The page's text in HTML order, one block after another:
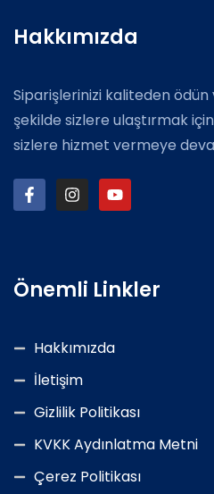
Hakkımızda
Siparişlerinizi kaliteden ödün
şekilde sizlere ulaştırmak
sizlere hizmet vermeye
Önemli Linkler
Hakkımızda
İletişim
Gizlilik Politikası
KVKK Aydınlatma Metni
Çerez Politikası